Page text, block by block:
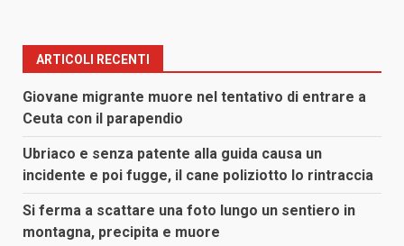
ARTICOLI RECENTI
Giovane migrante muore nel tentativo di entrare a
Ceuta con il parapendio
Ubriaco e senza patente alla guida causa un
incidente e poi fugge, il cane poliziotto lo rintraccia
Si ferma a scattare una foto lungo un sentiero in
montagna, precipita e muore